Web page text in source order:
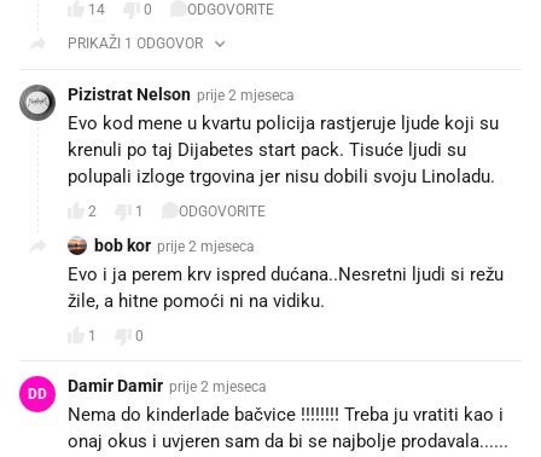
14 0
ODGOVORITE
PRIKAŽI 1 ODGOVOR
Pizistrat Nelson prije 2 mjeseca
Evo kod mene u kvartu policija rastjeruje ljude koji su
krenuli po taj Dijabetes start pack. Tisuće ljudi su
polupali izloge trgovina jer nisu dobili svoju Linoladu.
2 1 ODGOVORITE
bob kor prije 2 mjeseca
Evo i ja perem krv ispred dućana..Nesretni ljudi si režu
žile, a hitne pomoći ni na vidiku.
1 0
DD Damir Damir prije 2 mjeseca
Nema do kinderlade bačvice !!!!!!!! Treba ju vratiti kao i
onaj okus i uvjeren sam da bi se najbolje prodavala......